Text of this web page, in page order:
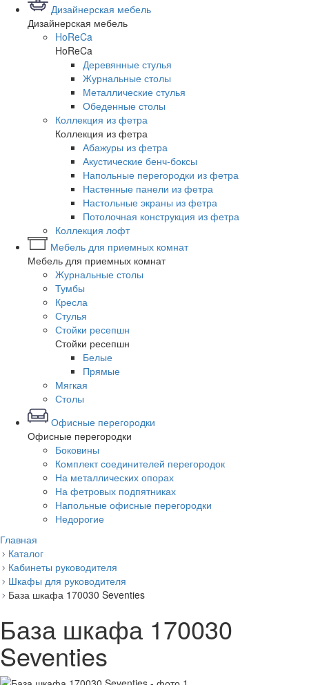
Дизайнерская мебель
Дизайнерская мебель
HoReCa
HoReCa
Деревянные стулья
Журнальные столы
Металлические стулья
Обеденные столы
Коллекция из фетра
Коллекция из фетра
Абажуры из фетра
Акустические бенч-боксы
Напольные перегородки из фетра
Настенные панели из фетра
Настольные экраны из фетра
Потолочная конструкция из фетра
Коллекция лофт
Мебель для приемных комнат
Мебель для приемных комнат
Журнальные столы
Тумбы
Кресла
Стулья
Стойки ресепшн
Стойки ресепшн
Белые
Прямые
Мягкая
Столы
Офисные перегородки
Офисные перегородки
Боковины
Комплект соединителей перегородок
На металлических опорах
На фетровых подпятниках
Напольные офисные перегородки
Недорогие
Главная
Каталог
Кабинеты руководителя
Шкафы для руководителя
База шкафа 170030 Seventies
База шкафа 170030
Seventies